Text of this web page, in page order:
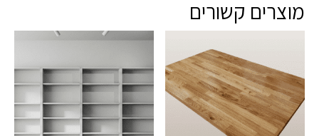
מוצרים קשורים